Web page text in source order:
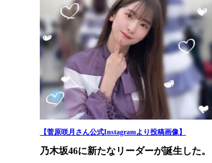
【菅原咲月さん公式Instagramより投稿画像】
乃木坂46に新たなリーダーが誕生した。